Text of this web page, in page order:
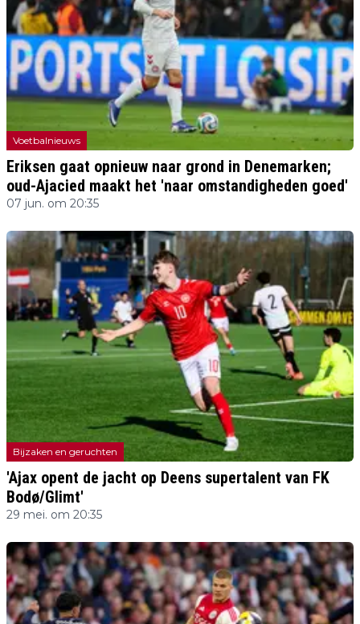
Voetbalnieuws
Eriksen gaat opnieuw naar grond in Denemarken;
oud-Ajacied maakt het 'naar omstandigheden goed'
07 jun. om 20:35
Bijzaken en geruchten
'Ajax opent de jacht op Deens supertalent van FK
Bodø/Glimt'
29 mei. om 20:35